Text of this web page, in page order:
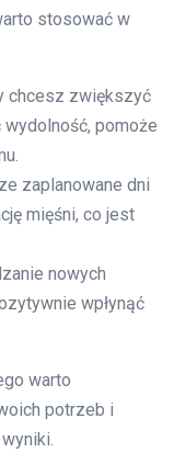
stosować w
chcesz zwiększyć
wydolność, pomoże
zaplanowane dni
mięśni, co jest
nowych
wpłynąć
warto
potrzeb i